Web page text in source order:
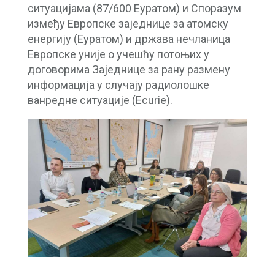
ситуацијама (87/600 Еуратом) и Споразум
између Европске заједнице за атомску
енергију (Еуратом) и држава нечланица
Европске уније о учешћу потоњих у
договорима Заједнице за рану размену
информација у случају радиолошке
ванредне ситуације (Ecurie).